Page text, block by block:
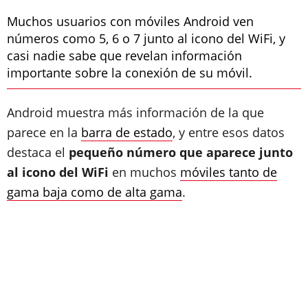
Muchos usuarios con móviles Android ven
números como 5, 6 o 7 junto al icono del WiFi, y
casi nadie sabe que revelan información
importante sobre la conexión de su móvil.
Android muestra más información de la que
parece en la barra de estado, y entre esos datos
destaca el pequeño número que aparece junto
al icono del WiFi en muchos móviles tanto de
gama baja como de alta gama.